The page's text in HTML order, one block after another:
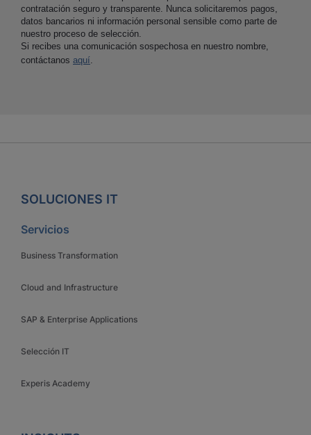
contratación seguro y transparente. Nunca solicitaremos pagos,
datos bancarios ni información personal sensible como parte de
nuestro proceso de selección.
Si recibes una comunicación sospechosa en nuestro nombre,
contáctanos aquí.
SOLUCIONES IT
Servicios
Business Transformation
Cloud and Infrastructure
SAP & Enterprise Applications
Selección IT
Experis Academy